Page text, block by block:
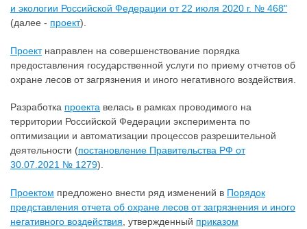
и экологии Российской Федерации от 22 июля 2020 г. № 468"
(далее - проект).
Проектнаправлен на совершенствование порядка
предоставления государственной услуги по приему отчетов об
охране лесов от загрязнения и иного негативного воздействия.
Разработка проекта велась в рамках проводимого на
территории Российской Федерации эксперимента по
оптимизации и автоматизации процессов разрешительной
деятельности (постановление Правительства РФ от
30.07.2021 № 1279).
Проектом предложено внести ряд изменений в Порядок
представления отчета об охране лесов от загрязнения и иного
негативного воздействия , утвержденный приказом